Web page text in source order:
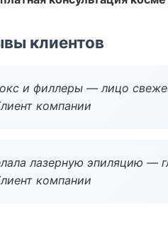
клиентов
и филлеры — лицо
компании
лазерную эпиляцию —
компании